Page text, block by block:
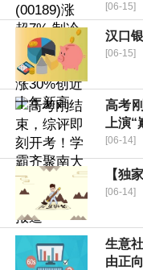
[06-15]
汉口
[06-15]
高考
上演
[06-14]
【独
[06-14]
生意
由正